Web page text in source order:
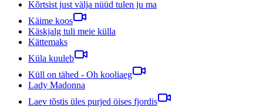
Kõrtsist just välja nüüd tulen ju ma
Käime koos
Käskjalg tuli meie külla
Kättemaks
Küla kuuleb
Küll on tähed - Oh kooliaeg
Lady Madonna
Laev tõstis üles purjed öises fjordis